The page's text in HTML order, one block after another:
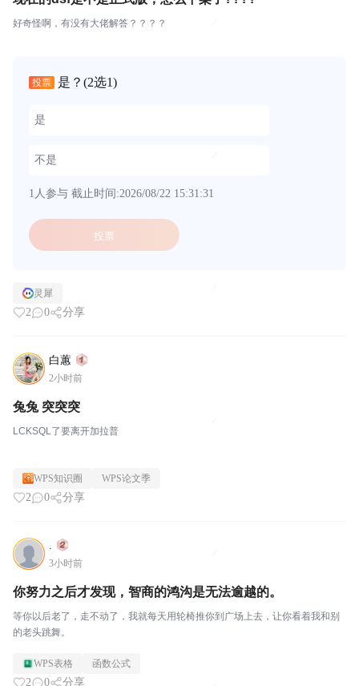
好奇怪啊，有没有大佬解答？？？？
投票 是？ (2选1)
是
不是
1人参与 截止时间:2026/08/22 15:31:31
投票
灵犀
2 0 分享
白蕙
2小时前
兔兔 突突突
LCKSQL了要离开加拉普
WPS知识圈 WPS论文季
2 0 分享
3小时前
你努力之后才发现，智商的鸿沟是无法逾越的。
等你以后老了，走不动了，我就每天用轮椅推你到广场上去，让你看着我和别
的老头跳舞。
WPS表格 函数公式
2 0 分享